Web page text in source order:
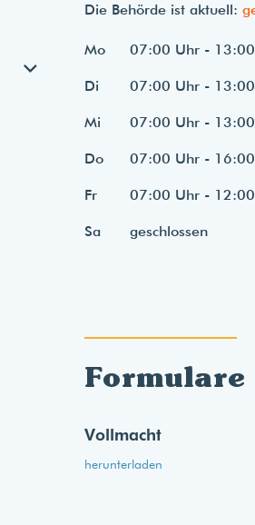
Die Behörde ist aktuell:
Mo 07:00 Uhr -
Di 07:00 Uhr -
Mi 07:00 Uhr -
Do 07:00 Uhr -
Fr 07:00 Uhr -
Sa geschlossen
Formulare
Vollmacht
herunterladen